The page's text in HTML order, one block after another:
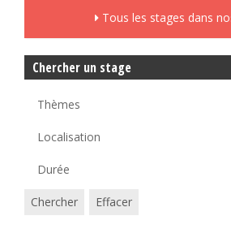
Tous les stages dans
Chercher un stage
Chercher Effacer